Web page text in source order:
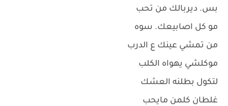
بس. ديربالك من تحب
مو كل اصابيعك. سوه
من تمشي عينك ع الدرب
موكلشي يهواه الكلب
لتكول بطلنه العشك
غلطان كلمن مايحب